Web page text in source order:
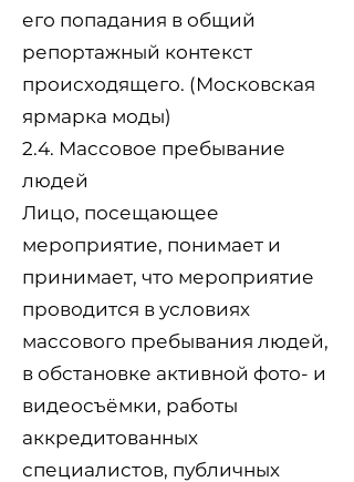
его попадания в общий
репортажный контекст
происходящего. (Московская
ярмарка моды)
2.4. Массовое пребывание
людей
Лицо, посещающее
мероприятие, понимает и
принимает, что мероприятие
проводится в условиях
массового пребывания людей,
в обстановке активной фото- и
видеосъёмки, работы
аккредитованных
специалистов, публичных